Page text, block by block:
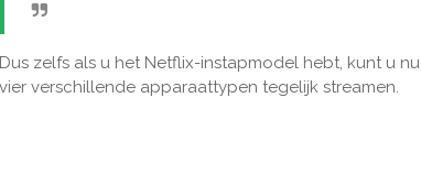
Dus zelfs als u het Netflix-instapmodel hebt, kunt u
vier verschillende apparaattypen tegelijk streamen.